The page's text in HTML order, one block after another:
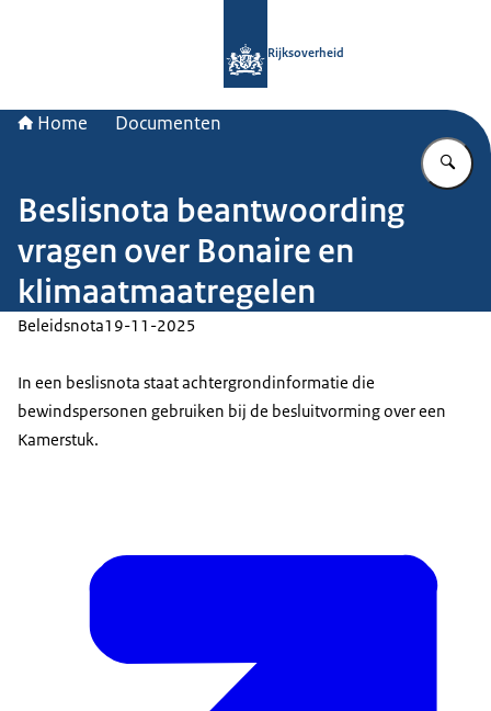
Rijksoverheid
Home Documenten
Beslisnota beantwoording
vragen over Bonaire en
klimaatmaatregelen
Beleidsnota19-11-2025
In een beslisnota staat achtergrondinformatie die
bewindspersonen gebruiken bij de besluitvorming over een
Kamerstuk.